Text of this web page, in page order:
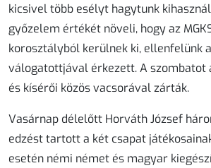
kicsivel több esélyt hagytunk
győzelem értékét növeli, hogy az
korosztályból kerülnek ki, ellenfelünk
válogatottjával érkezett. A szombatot
és kísérői közös vacsorával zárták.
Vasárnap délelőtt Horváth József
edzést tartott a két csapat
esetén némi német és magyar